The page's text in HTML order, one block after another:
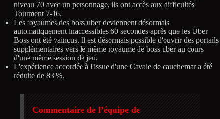
niveau 70 avec un personnage, ils ont accès aux difficultés
Tourment 7-16.
Les royaumes des boss uber deviennent désormais
automatiquement inaccessibles 60 secondes après que les Uber
Boss ont été vaincus. Il est désormais possible d'ouvrir des portails
supplémentaires vers le même royaume de boss uber au cours
d'une même session de jeu.
L'expérience accordée à l'issue d'une Cavale de cauchemar a été
réduite de 83 %.
Commentaire de l’équipe de